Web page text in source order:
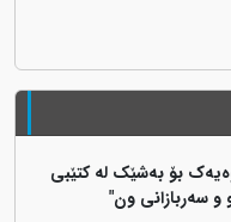
بۆ بەشێک لە کتێبی
سەربازانی ون"